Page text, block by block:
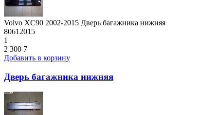
Volvo XC90 2002-2015 Дверь багажника нижняя
80612015
1
2 300 7
Добавить в корзину
Дверь багажника нижняя